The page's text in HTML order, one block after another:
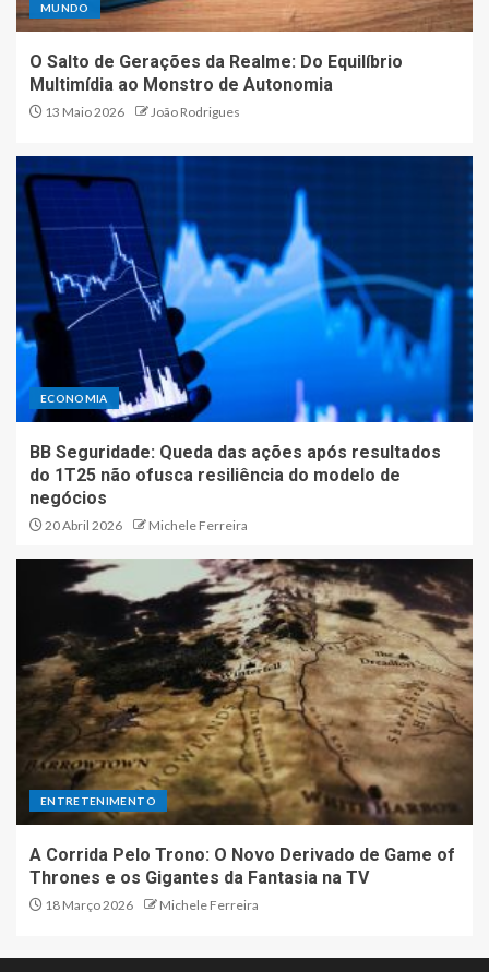
MUNDO
O Salto de Gerações da Realme: Do Equilíbrio
Multimídia ao Monstro de Autonomia
13 Maio 2026 João Rodrigues
ECONOMIA
BB Seguridade: Queda das ações após resultados
do 1T25 não ofusca resiliência do modelo de
negócios
20 Abril 2026 Michele Ferreira
ENTRETENIMENTO
A Corrida Pelo Trono: O Novo Derivado de Game of
Thrones e os Gigantes da Fantasia na TV
18 Março 2026 Michele Ferreira